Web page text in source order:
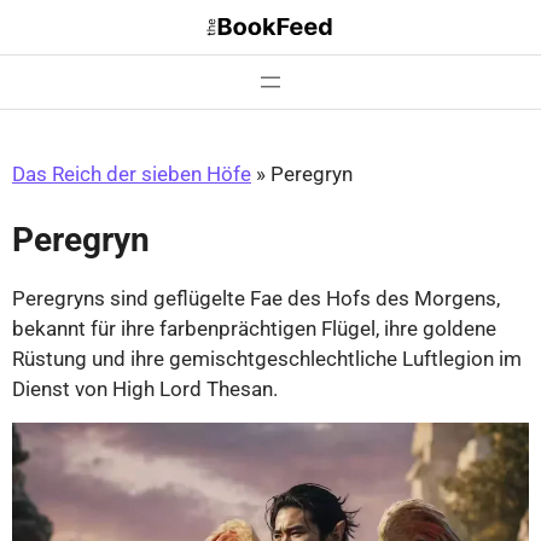
Das Reich der sieben Höfe » Peregryn
Peregryn
Peregryns sind geflügelte Fae des Hofs des Morgens,
bekannt für ihre farbenprächtigen Flügel, ihre goldene
Rüstung und ihre gemischtgeschlechtliche Luftlegion im
Dienst von High Lord Thesan.